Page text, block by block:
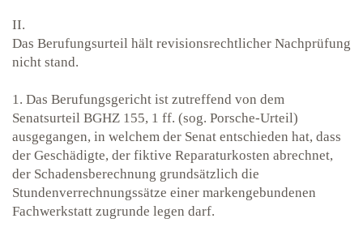
II.
Das Berufungsurteil hält revisionsrechtlicher Nachprüfung
nicht stand.
1. Das Berufungsgericht ist zutreffend von dem
Senatsurteil BGHZ 155, 1 ff. (sog. Porsche-Urteil)
ausgegangen, in welchem der Senat entschieden hat, dass
der Geschädigte, der fiktive Reparaturkosten abrechnet,
der Schadensberechnung grundsätzlich die
Stundenverrechnungssätze einer markengebundenen
Fachwerkstatt zugrunde legen darf.